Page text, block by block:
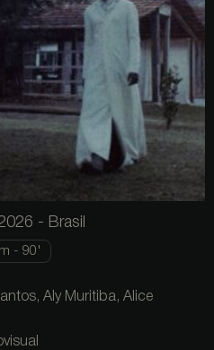
- Brasil
- 90'
Aly Muritiba, Alice